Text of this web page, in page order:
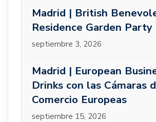
Madrid | British
Residence Garden Party
septiembre 3, 2026
Madrid | European
Drinks con las Cámaras
Comercio Europeas
septiembre 15, 2026